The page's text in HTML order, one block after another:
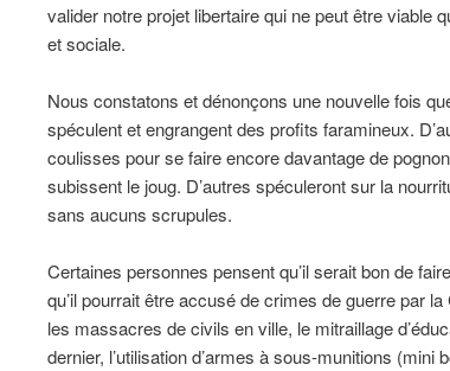
valider notre projet libertaire qui ne peut être viable
et sociale.
Nous constatons et dénonçons une nouvelle fois
spéculent et engrangent des profits faramineux.
coulisses pour se faire encore davantage de
subissent le joug. D’autres spéculeront sur la
sans aucuns scrupules.
Certaines personnes pensent qu’il serait bon de
qu’il pourrait être accusé de crimes de guerre par
les massacres de civils en ville, le mitraillage
dernier, l’utilisation d’armes à sous-munitions